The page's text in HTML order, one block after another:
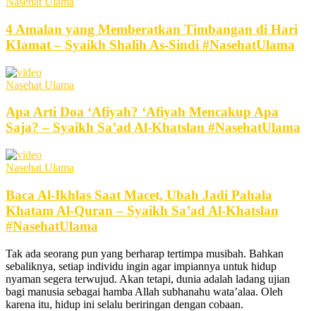
4 Amalan yang Memberatkan Timbangan di Hari
KIamat – Syaikh Shalih As-Sindi #NasehatUlama
Nasehat Ulama
Apa Arti Doa ‘Afiyah? ‘Afiyah Mencakup Apa
Saja? – Syaikh Sa’ad Al-Khatslan #NasehatUlama
Nasehat Ulama
Baca Al-Ikhlas Saat Macet, Ubah Jadi Pahala
Khatam Al-Quran – Syaikh Sa’ad Al-Khatslan
#NasehatUlama
Tak ada seorang pun yang berharap tertimpa musibah. Bahkan
sebaliknya, setiap individu ingin agar impiannya untuk hidup
nyaman segera terwujud. Akan tetapi, dunia adalah ladang ujian
bagi manusia sebagai hamba Allah subhanahu wata’alaa. Oleh
karena itu, hidup ini selalu beriringan dengan cobaan.